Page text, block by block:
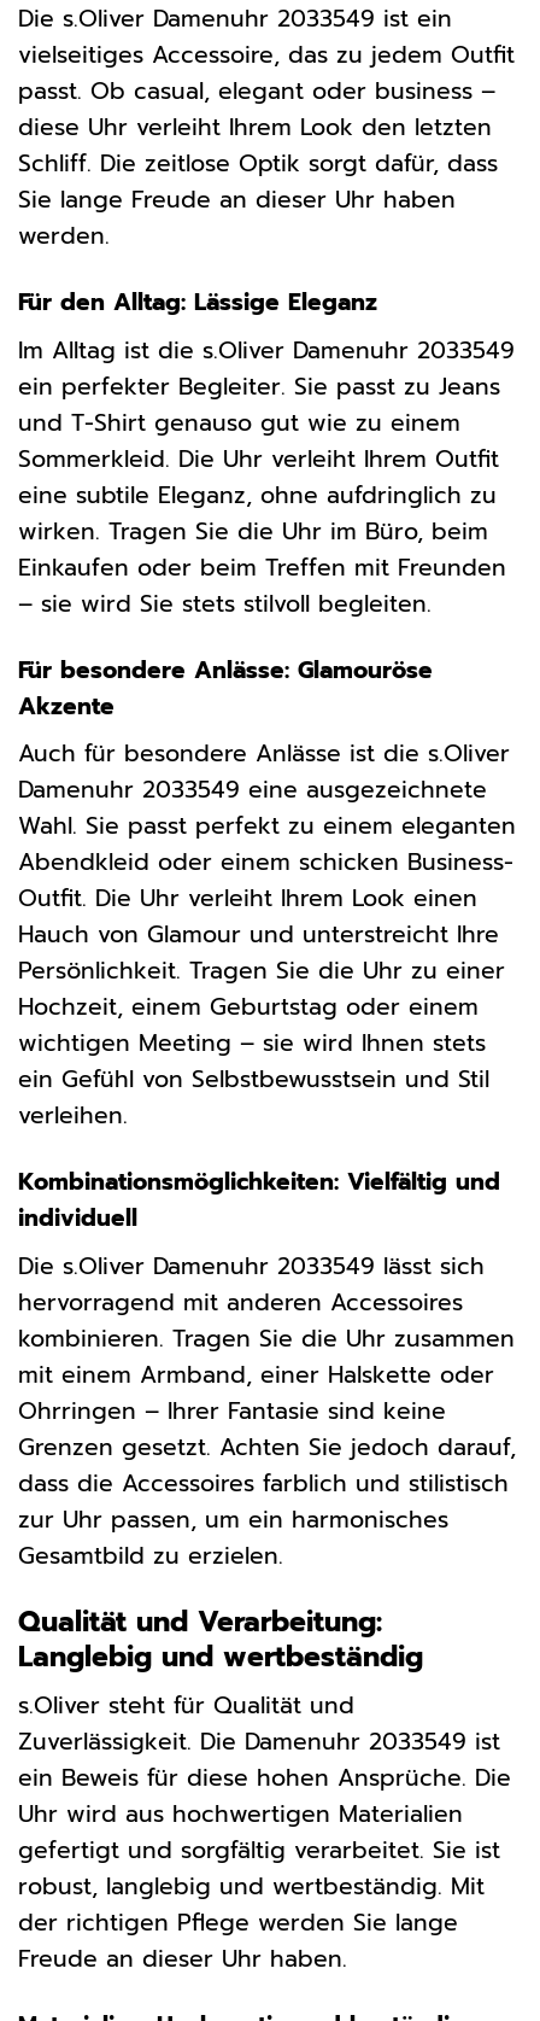
Die s.Oliver Damenuhr 2033549 ist ein
vielseitiges Accessoire, das zu jedem Outfit
passt. Ob casual, elegant oder business –
diese Uhr verleiht Ihrem Look den letzten
Schliff. Die zeitlose Optik sorgt dafür, dass
Sie lange Freude an dieser Uhr haben
werden.
Für den Alltag: Lässige Eleganz
Im Alltag ist die s.Oliver Damenuhr 2033549
ein perfekter Begleiter. Sie passt zu Jeans
und T-Shirt genauso gut wie zu einem
Sommerkleid. Die Uhr verleiht Ihrem Outfit
eine subtile Eleganz, ohne aufdringlich zu
wirken. Tragen Sie die Uhr im Büro, beim
Einkaufen oder beim Treffen mit Freunden
– sie wird Sie stets stilvoll begleiten.
Für besondere Anlässe: Glamouröse
Akzente
Auch für besondere Anlässe ist die s.Oliver
Damenuhr 2033549 eine ausgezeichnete
Wahl. Sie passt perfekt zu einem eleganten
Abendkleid oder einem schicken Business-
Outfit. Die Uhr verleiht Ihrem Look einen
Hauch von Glamour und unterstreicht Ihre
Persönlichkeit. Tragen Sie die Uhr zu einer
Hochzeit, einem Geburtstag oder einem
wichtigen Meeting – sie wird Ihnen stets
ein Gefühl von Selbstbewusstsein und Stil
verleihen.
Kombinationsmöglichkeiten: Vielfältig und
individuell
Die s.Oliver Damenuhr 2033549 lässt sich
hervorragend mit anderen Accessoires
kombinieren. Tragen Sie die Uhr zusammen
mit einem Armband, einer Halskette oder
Ohrringen – Ihrer Fantasie sind keine
Grenzen gesetzt. Achten Sie jedoch darauf,
dass die Accessoires farblich und stilistisch
zur Uhr passen, um ein harmonisches
Gesamtbild zu erzielen.
Qualität und Verarbeitung:
Langlebig und wertbeständig
s.Oliver steht für Qualität und
Zuverlässigkeit. Die Damenuhr 2033549 ist
ein Beweis für diese hohen Ansprüche. Die
Uhr wird aus hochwertigen Materialien
gefertigt und sorgfältig verarbeitet. Sie ist
robust, langlebig und wertbeständig. Mit
der richtigen Pflege werden Sie lange
Freude an dieser Uhr haben.